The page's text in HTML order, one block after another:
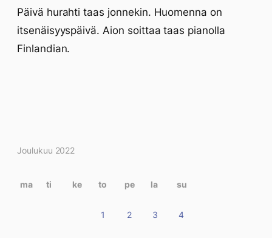
Päivä hurahti taas jonnekin. Huomenna on
itsenäisyyspäivä. Aion soittaa taas pianolla
Finlandian.
Kirjoitukset
Joulukuu 2022
ma ti ke to pe la su
1 2 3 4